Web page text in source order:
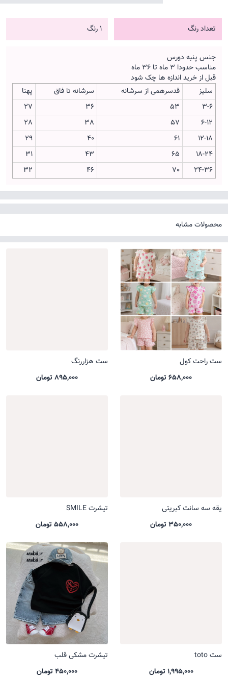
تعداد رنگ 1 رنگ
جنس پنبه دورس
مناسب حدودا 3 ماه تا 36 ماه
قبل از خرید اندازه ها چک شود
سلیز
قدسرهمی از سرشانه سرشانه تا فاق
پهنا
3-6
53
36
27
6-12
57
38
28
12-18
61
40
29
18-24
65
43
31
24-36
70
46
32
محصولات مشابه
ست راحت کول
658,000 تومان
ست هزاررنگ
895,000 تومان
یقه سه سانت کبریتی
350,000 تومان
تیشرت SMILE
558,000 تومان
ست toto
1,995,000 تومان
تیشرت مشکی قلب
450,000 تومان